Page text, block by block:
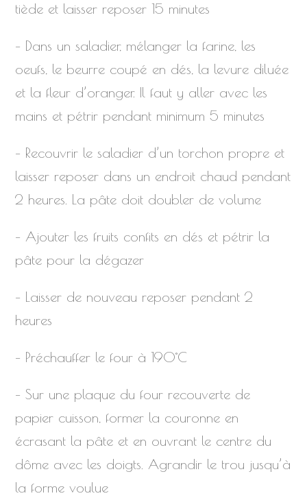
tiède et laisser reposer 15 minutes
– Dans un saladier, mélanger la farine, les
oeufs, le beurre coupé en dés, la levure diluée
et la fleur d’oranger. Il faut y aller avec les
mains et pétrir pendant minimum 5 minutes
– Recouvrir le saladier d’un torchon propre et
laisser reposer dans un endroit chaud pendant
2 heures. La pâte doit doubler de volume
– Ajouter les fruits confits en dés et pétrir la
pâte pour la dégazer
– Laisser de nouveau reposer pendant 2
heures
– Préchauffer le four à 190°C
– Sur une plaque du four recouverte de
papier cuisson, former la couronne en
écrasant la pâte et en ouvrant le centre du
dôme avec les doigts. Agrandir le trou jusqu’à
la forme voulue